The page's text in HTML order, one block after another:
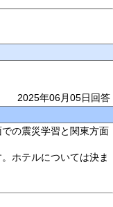
2025年06月05日回答
の震災学習と関東方面
ホテルについては決ま